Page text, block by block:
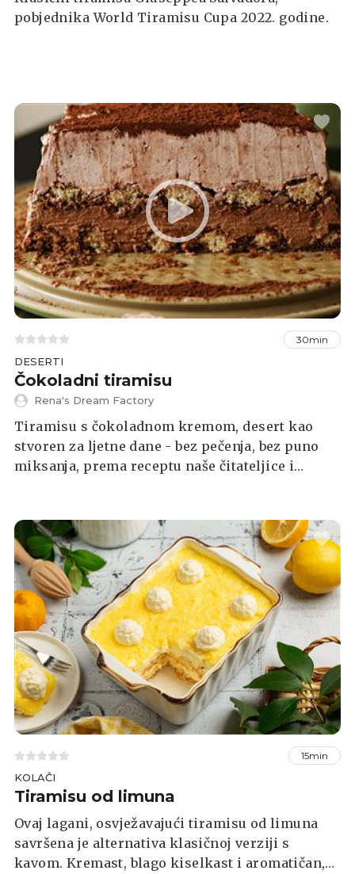
pobjednika World Tiramisu Cupa 2022. godine.
30min
DESERTI
Čokoladni tiramisu
Rena's Dream Factory
Tiramisu s čokoladnom kremom, desert kao
stvoren za ljetne dane - bez pečenja, bez puno
miksanja, prema receptu naše čitateljice i
kuhali?
15min
KOLAČI
Tiramisu od limuna
Ovaj lagani, osvježavajući tiramisu od limuna
savršena je alternativa klasičnoj verziji s
kavom. Kremast, blago kiselkast i aromatičan,